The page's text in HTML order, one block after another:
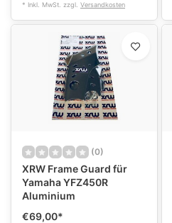
* Inkl. MwSt. zzgl. Versandkosten
(0)
XRW Frame Guard für
Yamaha YFZ450R
Aluminium
€69,00*